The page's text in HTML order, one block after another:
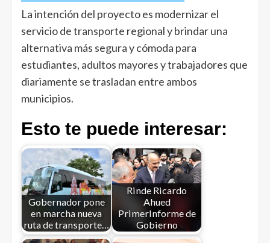
La intención del proyecto es modernizar el
servicio de transporte regional y brindar una
alternativa más segura y cómoda para
estudiantes, adultos mayores y trabajadores que
diariamente se trasladan entre ambos
municipios.
Esto te puede interesar:
Gobernador pone
en marcha nueva
ruta de transporte…
Rinde Ricardo
Ahued
PrimerInforme de
Gobierno